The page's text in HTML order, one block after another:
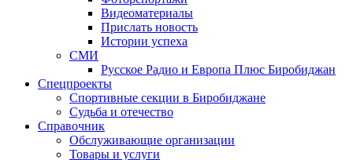
Видеоматериалы
Прислать новость
Истории успеха
СМИ
Русское Радио и Европа Плюс Биробиджан
Спецпроекты
Спортивные секции в Биробиджане
Судьба и отечество
Справочник
Обслуживающие организации
Товары и услуги